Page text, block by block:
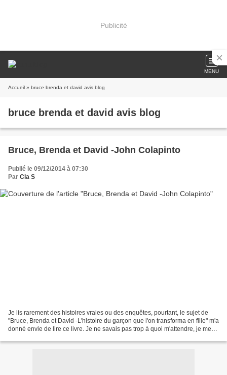
Publicité
MENU
Accueil » bruce brenda et david avis blog
bruce brenda et david avis blog
Bruce, Brenda et David -John Colapinto
Publié le 09/12/2014 à 07:30
Par Cla S
Je lis rarement des histoires vraies ou des enquêtes, pourtant, le sujet de
"Bruce, Brenda et David -L'histoire du garçon que l'on transforma en fille" m'a
donné envie de lire ce livre. Je ne savais pas trop à quoi m'attendre, je me